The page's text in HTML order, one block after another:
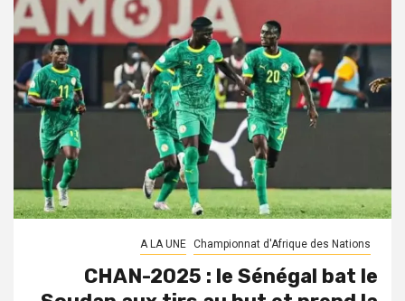
A LA UNE Championnat d'Afrique des Nations
CHAN-2025 : le Sénégal bat le